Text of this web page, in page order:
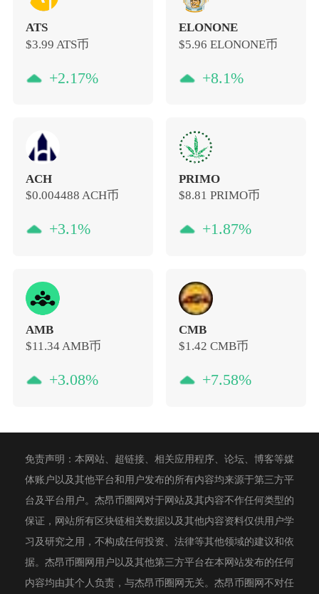
ATS
$3.99 ATS币
+2.17%
ELONONE
$5.96 ELONONE币
+8.1%
ACH
$0.004488 ACH币
+3.1%
PRIMO
$8.81 PRIMO币
+1.87%
AMB
$11.34AMB币
+3.08%
CMB
$1.42 CMB币
+7.58%
免责声明：本网站、超链接、相关应用程序、论坛、博客等媒
体账户以及其他平台和用户发布的所有内容均来源于第三方平
台及平台用户。杰昂币圈网对于网站及其内容不作任何类型的
保证，网站所有区块链相关数据以及其他内容资料仅供用户学
习及研究之用，不构成任何投资、法律等其他领域的建议和依
据。杰昂币圈网用户以及其他第三方平台在本网站发布的任何
内容均由其个人负责，与杰昂币圈网无关。杰昂币圈网不对任